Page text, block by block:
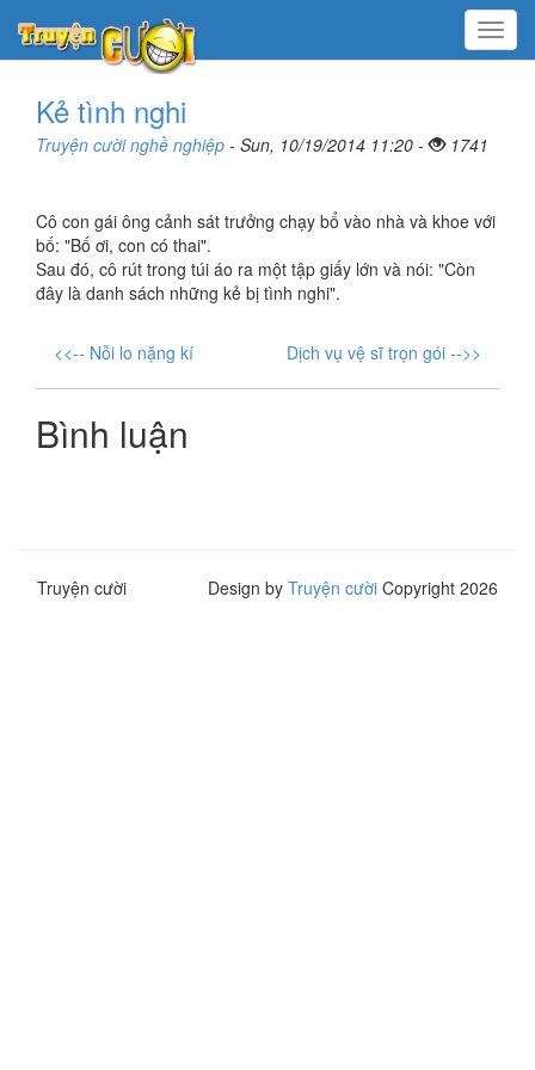
Menu
Kẻ tình nghi
Truyện cười nghề nghiệp - Sun, 10/19/2014 11:20 - 1741
Cô con gái ông cảnh sát trưởng chạy bổ vào nhà và khoe với
bố: "Bố ơi, con có thai".
Sau đó, cô rút trong túi áo ra một tập giấy lớn và nói: "Còn
đây là danh sách những kẻ bị tình nghi".
<<-- Nỗi lo nặng kí Dịch vụ vệ sĩ trọn gói -->>
Bình luận
Truyện cười Design by Truyện cười Copyright 2026